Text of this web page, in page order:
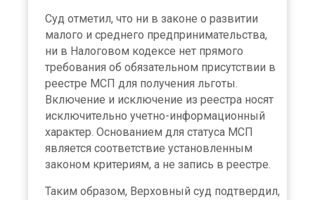
Суд отметил, что ни в законе о развитии
малого и среднего предпринимательства,
ни в Налоговом кодексе нет прямого
требования об обязательном присутствии в
реестре МСП для получения льготы.
Включение и исключение из реестра носят
исключительно учетно-информационный
характер. Основанием для статуса МСП
является соответствие установленным
законом критериям, а не запись в реестре.
Таким образом, Верховный суд подтвердил,